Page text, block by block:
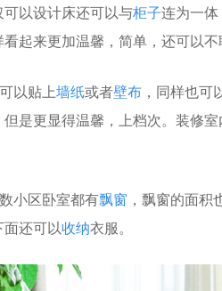
可以设计床还可以与柜子连为一
起来更加温馨，简单，还可以不
以贴上墙纸或者壁布 ，同样也可
但是更显得温馨，上档次。装修
小区卧室都有飘窗 ，飘窗的面
还可以收纳衣服。